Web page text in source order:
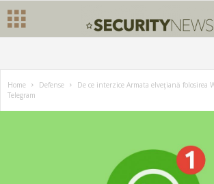
Home Defense
De ce interzice Armata elveţiană folosirea
Telegram